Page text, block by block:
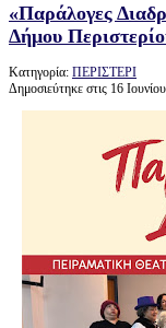
«Παράλογες
Δήμου
Κατηγορία: ΠΕΡΙΣΤΕΡΙ
Δημοσιεύτηκε στις 16